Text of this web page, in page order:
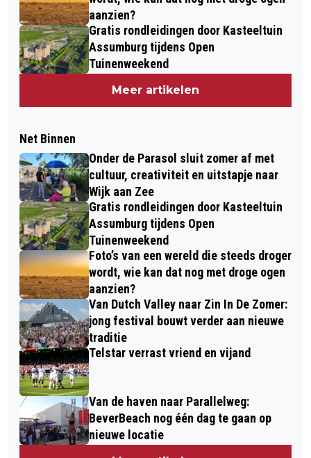
aanzien?
Gratis rondleidingen door Kasteeltuin
Assumburg tijdens Open
Tuinenweekend
Meer artikelen
Net Binnen
Onder de Parasol sluit zomer af met
cultuur, creativiteit en uitstapje naar
Wijk aan Zee
Gratis rondleidingen door Kasteeltuin
Assumburg tijdens Open
Tuinenweekend
Foto’s van een wereld die steeds droger
wordt, wie kan dat nog met droge ogen
aanzien?
Van Dutch Valley naar Zin In De Zomer:
jong festival bouwt verder aan nieuwe
traditie
Telstar verrast vriend en vijand
Van de haven naar Parallelweg:
BeverBeach nog één dag te gaan op
nieuwe locatie